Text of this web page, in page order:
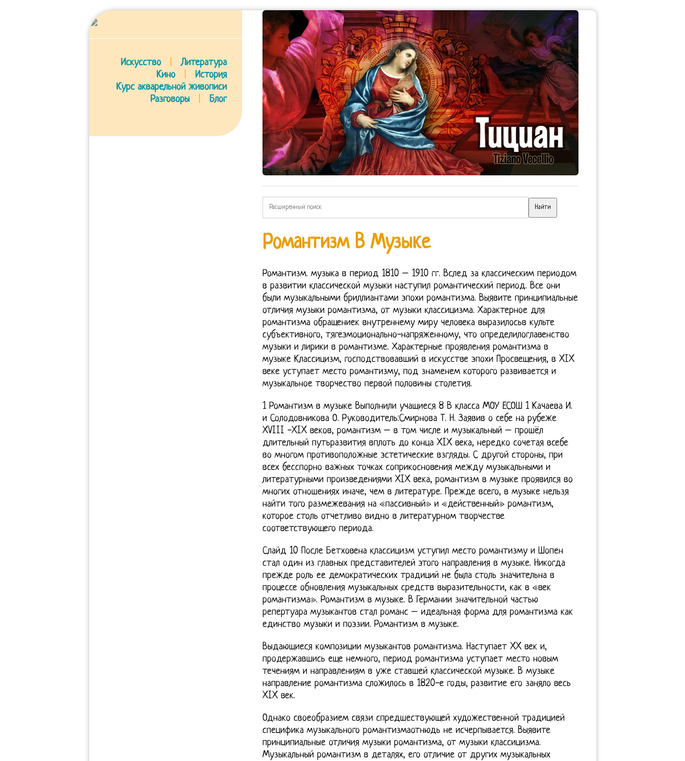
Искусство
Литература
Кино
История
Курс акварельной живописи
Разговоры
Блог
Романтизм В Музыке
Романтизм. музыка в период 1810 – 1910 гг. Вслед за классическим периодом
в развитии классической музыки наступил романтический период. Все они
были музыкальными бриллиантами эпохи романтизма. Выявите принципиальные
отличия музыки романтизма, от музыки классицизма. Характерное для
романтизма обращениек внутреннему миру человека выразилосьв культе
субъективного, тягеэмоционально-напряженному, что определилоглавенство
музыки и лирики в романтизме. Характерные проявления романтизма в
музыке Классицизм, господствовавший в искусстве эпохи Просвещения, в XIX
веке уступает место романтизму, под знаменем которого развивается и
музыкальное творчество первой половины столетия.
1 Романтизм в музыке Выполнили учащиеся 8 В класса МОУ ЕСОШ 1 Качаева И.
и Солодовникова О. Руководитель:Смирнова Т. Н. Заявив о себе на рубеже
XVIII -XIX веков, романтизм – в том числе и музыкальный – прошёл
длительный путьразвития вплоть до конца XIX века, нередко сочетая всебе
во многом противоположные эстетические взгляды. С другой стороны, при
всех бесспорно важных точках соприкосновения между музыкальными и
литературными произведениями XIX века, романтизм в музыке проявился во
многих отношениях иначе, чем в литературе. Прежде всего, в музыке нельзя
найти того размежевания на «пассивный» и «действенный» романтизм,
которое столь отчетливо видно в литературном творчестве
соответствующего периода.
Слайд 10 После Бетховена классицизм уступил место романтизму и Шопен
стал один из главных представителей этого направления в музыке. Никогда
прежде роль ее демократических традиций не была столь значительна в
процессе обновления музыкальных средств выразительности, как в «век
романтизма». Романтизм в музыке. В Германии значительной частью
репертуара музыкантов стал романс – идеальная форма для романтизма как
единство музыки и поэзии. Романтизм в музыке.
Выдающиеся композиции музыкантов романтизма. Наступает XX век и,
продержавшись еще немного, период романтизма уступает место новым
течениям и направлениям в уже ставшей классической музыке. В музыке
направление романтизма сложилось в 1820-е годы, развитие его заняло весь
XIX век.
Однако своеобразием связи спредшествующей художественной традицией
специфика музыкального романтизмаотнюдь не исчерпывается. Выявите
принципиальные отличия музыки романтизма, от музыки классицизма.
Музыкальный романтизм в деталях, его отличие от других музыкальных